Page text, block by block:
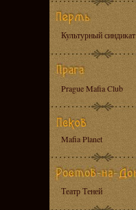
Культурный синдикат
Prague Mafia Club
Mafia Planet
Театр Теней